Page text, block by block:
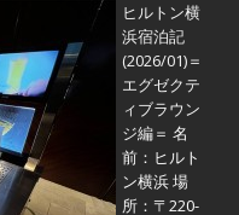
ヒルトン横
浜宿泊記
(2026/01)＝
エグゼクテ
ィブラウン
ジ編＝ 名
前：ヒルト
ン横浜 場
所：〒220-